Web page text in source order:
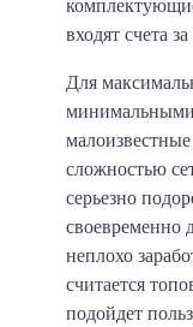
входят счета
Для
сложностью
серьезно
своевременно
неплохо
считается
подойдет